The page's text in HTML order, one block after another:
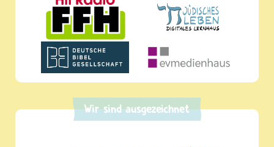
Wir sind ausgezeichnet